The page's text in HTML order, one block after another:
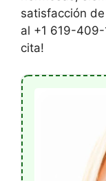
satisfacción
al +1 619-
cita!